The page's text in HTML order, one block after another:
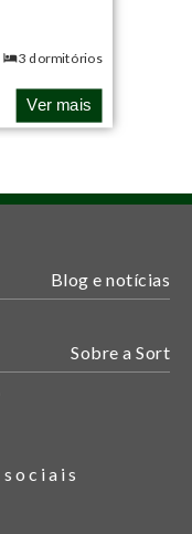
3 dormitórios
Ver mais
Blog e notícias
Sobre a Sort
sociais